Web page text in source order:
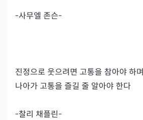
-사무엘 존슨-
진정으로 웃으려면 고통을 참아야 하며
나아가 고통을 즐길 줄 알아야 한다
-찰리 채플린-